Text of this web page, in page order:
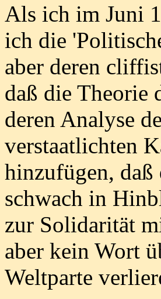
Als ich im Juni
ich die
aber deren
daß die Theorie
deren Analyse
verstaatlichten
hinzufügen, daß
schwach in
zur Solidarität
aber kein Wort
Weltparte